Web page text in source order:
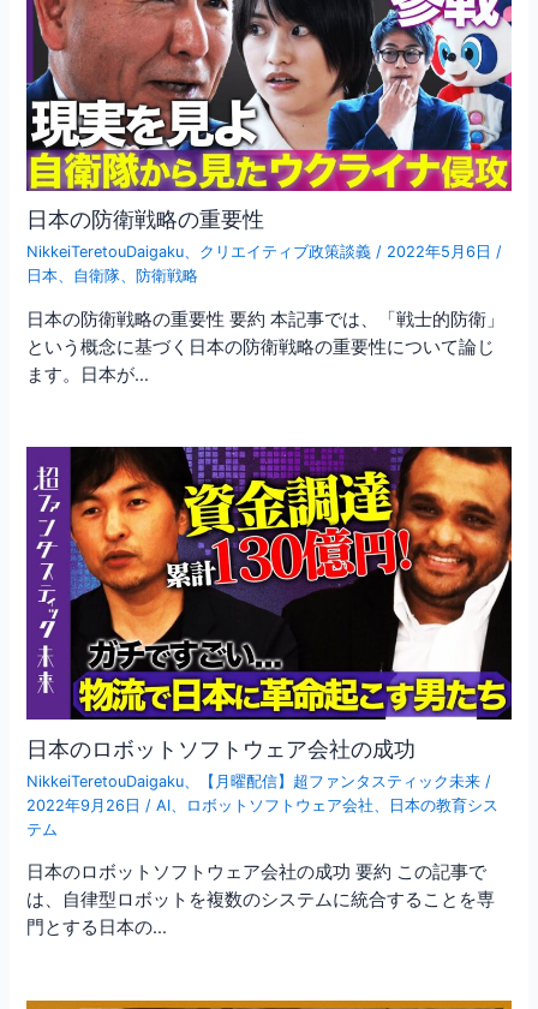
日本の防衛戦略の重要性
NikkeiTeretouDaigaku、 クリエイティブ政策談義 / 2022年5月6日 /
日本、 自衛隊、 防衛戦略
日本の防衛戦略の重要性 要約 本記事では、「戦士的防衛」
という概念に基づく日本の防衛戦略の重要性について論じ
ます。日本が…
日本のロボットソフトウェア会社の成功
NikkeiTeretouDaigaku 【月曜配信】超ファンタスティック未来 /
2022年9月26日 /AI ロボットソフトウェア会社
日本の教育シス
テム
日本のロボットソフトウェア会社の成功 要約 この記事で
は、自律型ロボットを複数のシステムに統合することを専
門とする日本の…